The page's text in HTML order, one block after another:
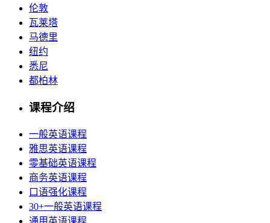
伦敦
瓦莱塔
马德里
纽约
悉尼
都柏林
课程介绍
一般英语课程
雅思英语课程
零基础英语课程
商务英语课程
口语强化课程
30+一般英语课程
通用英语课程